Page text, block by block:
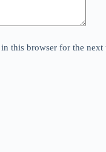
this browser for the